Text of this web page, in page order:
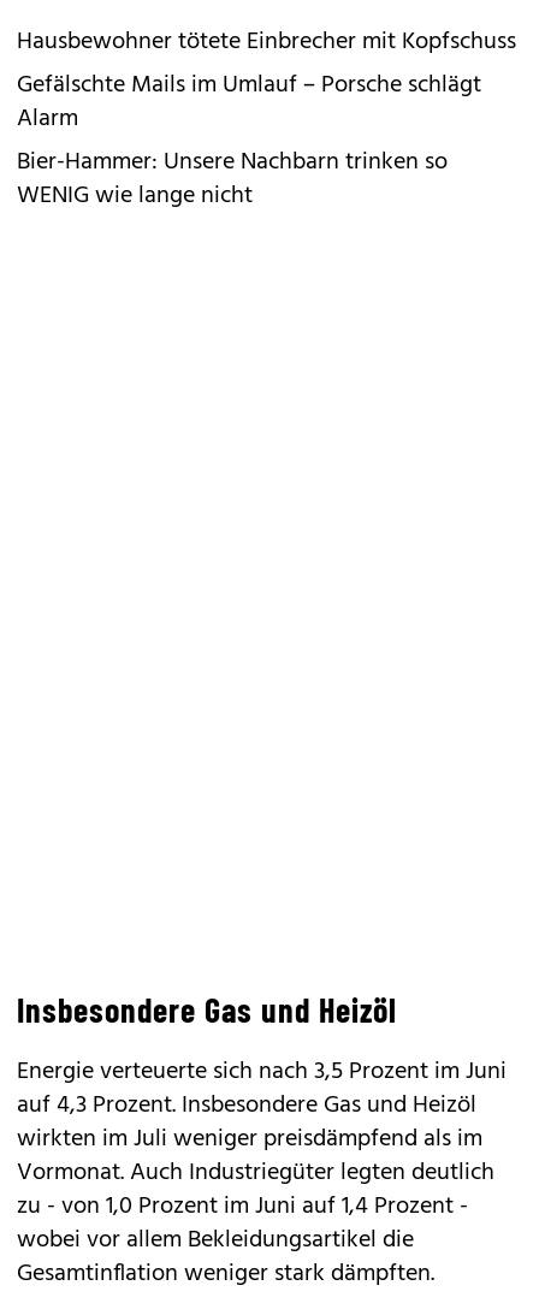
Hausbewohner tötete Einbrecher mit Kopfschuss
Gefälschte Mails im Umlauf – Porsche schlägt
Alarm
Bier-Hammer: Unsere Nachbarn trinken so
WENIG wie lange nicht
Insbesondere Gas und Heizöl
Energie verteuerte sich nach 3,5 Prozent im Juni
auf 4,3 Prozent. Insbesondere Gas und Heizöl
wirkten im Juli weniger preisdämpfend als im
Vormonat. Auch Industriegüter legten deutlich
zu - von 1,0 Prozent im Juni auf 1,4 Prozent -
wobei vor allem Bekleidungsartikel die
Gesamtinflation weniger stark dämpften.